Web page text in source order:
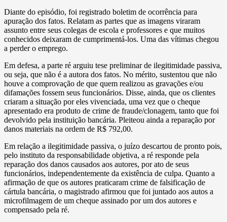
Diante do episódio, foi registrado boletim de ocorrência para
apuração dos fatos. Relatam as partes que as imagens viraram
assunto entre seus colegas de escola e professores e que muitos
conhecidos deixaram de cumprimentá-los. Uma das vítimas chegou
a perder o emprego.
Em defesa, a parte ré arguiu tese preliminar de ilegitimidade passiva,
ou seja, que não é a autora dos fatos. No mérito, sustentou que não
houve a comprovação de que quem realizou as gravações e/ou
difamações fossem seus funcionários. Disse, ainda, que os clientes
criaram a situação por eles vivenciada, uma vez que o cheque
apresentado era produto de crime de fraude/clonagem, tanto que foi
devolvido pela instituição bancária. Pleiteou ainda a reparação por
danos materiais na ordem de R$ 792,00.
Em relação a ilegitimidade passiva, o juízo descartou de pronto pois,
pelo instituto da responsabilidade objetiva, a ré responde pela
reparação dos danos causados aos autores, por ato de seus
funcionários, independentemente da existência de culpa. Quanto a
afirmação de que os autores praticaram crime de falsificação de
cártula bancária, o magistrado afirmou que foi juntado aos autos a
microfilmagem de um cheque assinado por um dos autores e
compensado pela ré.